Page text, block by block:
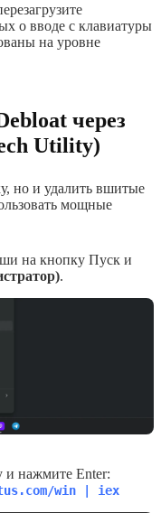
о вводе с клавиатуры
на уровне
через
Utility)
но и удалить вшитые
мощные
на кнопку Пуск и
.
и нажмите Enter:
win | iex